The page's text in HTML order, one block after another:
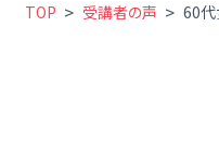
TOP > 受講者の声 > 60代